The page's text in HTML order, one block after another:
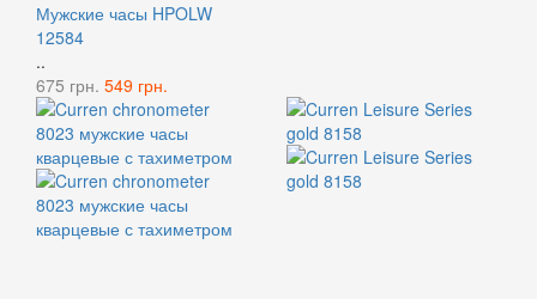
Мужские часы HPOLW
12584
..
675 грн. 549 грн.